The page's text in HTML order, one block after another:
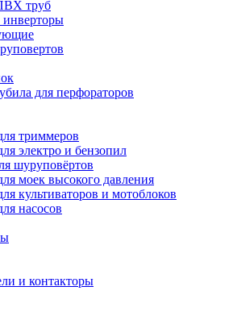
труб
для перфораторов
триммеров
электро и бензопил
шуруповёртов
моек высокого давления
культиваторов и мотоблоков
насосов
и контакторы